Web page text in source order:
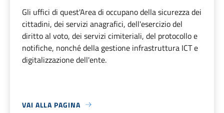
Gli uffici di quest'Area di occupano della sicurezza dei
cittadini, dei servizi anagrafici, dell'esercizio del
diritto al voto, dei servizi cimiteriali, del protocollo e
notifiche, nonché della gestione infrastruttura ICT e
digitalizzazione dell'ente.
VAI ALLA PAGINA